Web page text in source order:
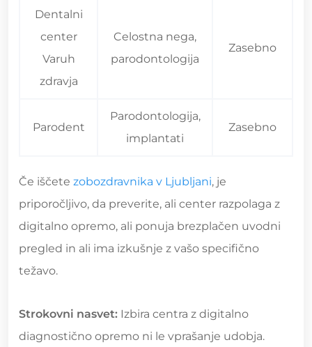
Dentalni
center
Varuh
zdravja
Celostna nega,
parodontologija
Zasebno
Parodent
Parodontologija,
implantati
Zasebno
Če iščete zobozdravnika v Ljubljani, je
priporočljivo, da preverite, ali center razpolaga z
digitalno opremo, ali ponuja brezplačen uvodni
pregled in ali ima izkušnje z vašo specifično
težavo.
Strokovni nasvet: Izbira centra z digitalno
diagnostično opremo ni le vprašanje udobja.